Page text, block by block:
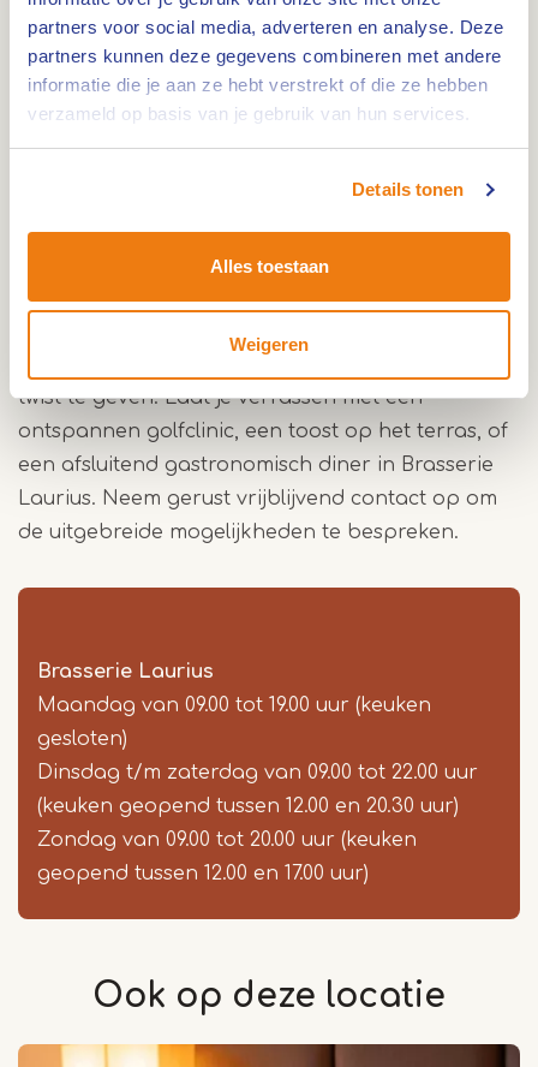
partners voor social media, adverteren en analyse. Deze
partners kunnen deze gegevens combineren met andere
informatie die je aan ze hebt verstrekt of die ze hebben
verzameld op basis van je gebruik van hun services.
Details tonen
Alles toestaan
Weigeren
verschillende groottes, geschikt voor groepen
van 6 tot 150 personen. Voor kleinere
vergaderingen zoals die van een Raad van
Bestuur, Raad van Commissarissen,
speciale, kleinschalige ruimtes beschikbaar. Hier
een ontspannen ambiance.
twist te geven. Laat je verrassen met een
ontspannen golfclinic, een toost op het terras, of
een afsluitend gastronomisch diner in Brasserie
Laurius. Neem gerust vrijblijvend contact op om
de uitgebreide mogelijkheden te bespreken.
Brasserie Laurius
Maandag van 09.00 tot 19.00 uur (keuken
gesloten)
Dinsdag t/m zaterdag van 09.00 tot 22.00 uur
(keuken geopend tussen 12.00 en 20.30 uur)
Zondag van 09.00 tot 20.00 uur (keuken
geopend tussen 12.00 en 17.00 uur)
Ook op deze locatie